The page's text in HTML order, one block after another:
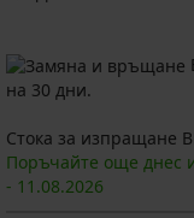
на 30 дни.
Стока за изпращане
Поръчайте още днес
- 11.08.2026